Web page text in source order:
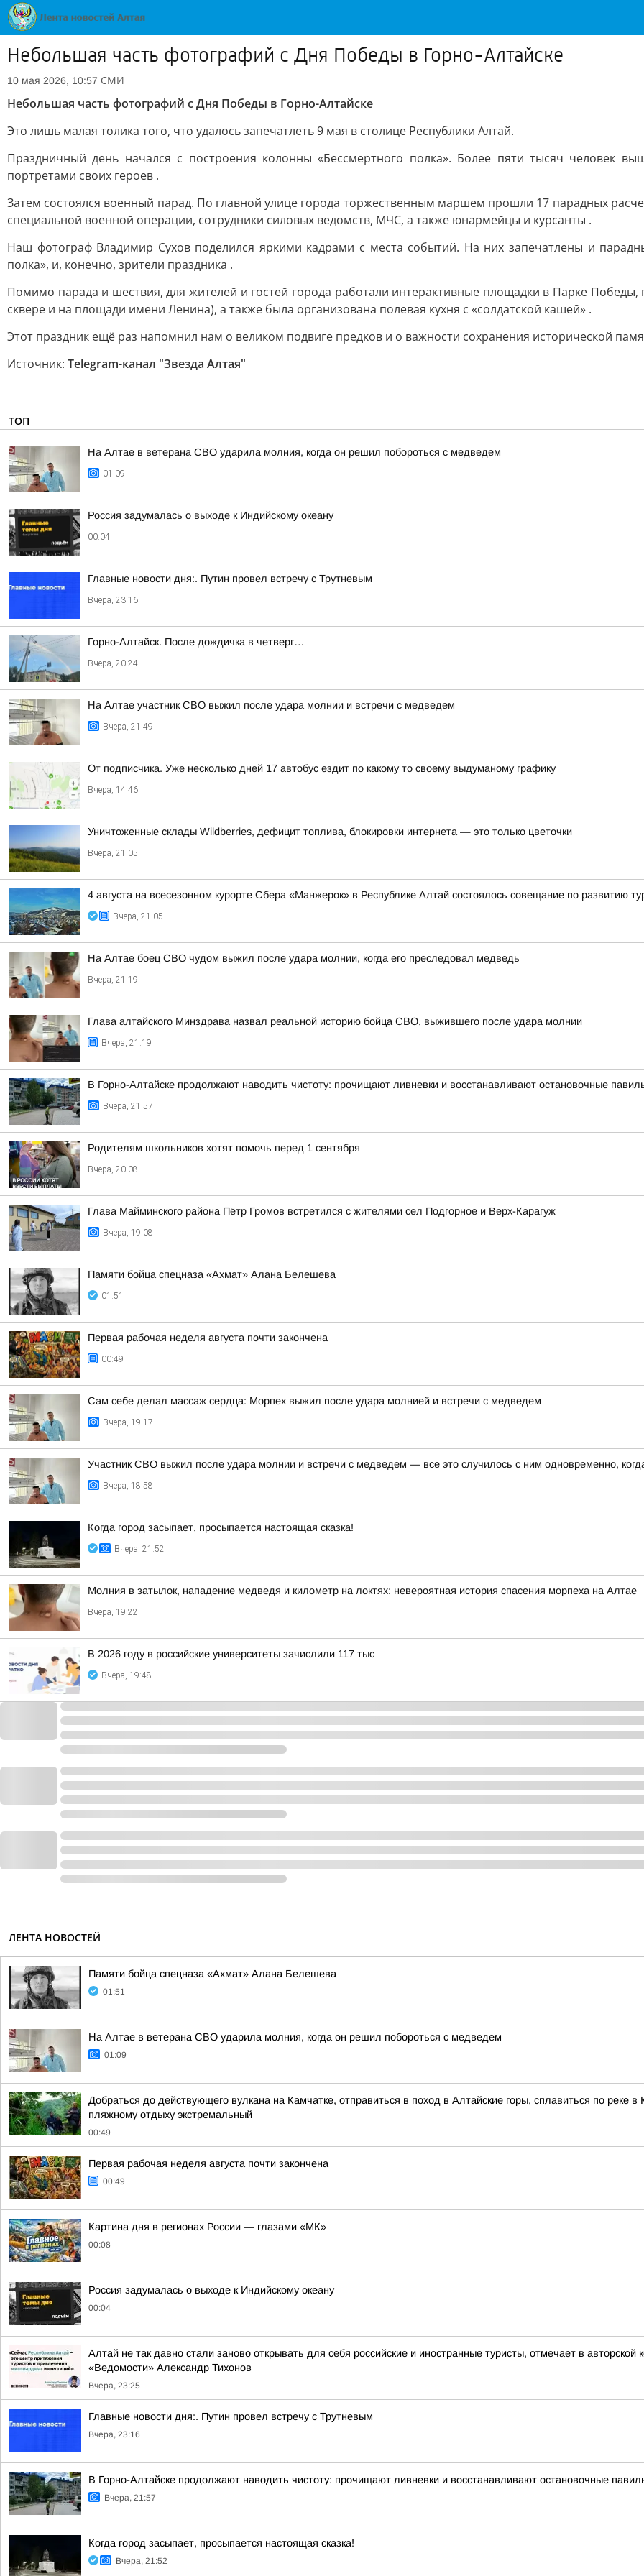
Небольшая часть фотографий с Дня Победы в Горно-Алтайске
10 мая 2026, 10:57 СМИ
Небольшая часть фотографий с Дня Победы в Горно-Алтайске
Это лишь малая толика того, что удалось запечатлеть 9 мая в столице Республики Алтай.
Праздничный день начался с построения колонны «Бессмертного полка». Более пяти тысяч человек
портретами своих героев .
Затем состоялся военный парад. По главной улице города торжественным маршем прошли 17 парадных
специальной военной операции, сотрудники силовых ведомств, МЧС, а также юнармейцы и курсанты .
Наш фотограф Владимир Сухов поделился яркими кадрами с места событий. На них запечатлены и
полка», и, конечно, зрители праздника .
Помимо парада и шествия, для жителей и гостей города работали интерактивные площадки в Парке
сквере и на площади имени Ленина), а также была организована полевая кухня с «солдатской кашей» .
Этот праздник ещё раз напомнил нам о великом подвиге предков и о важности сохранения исторической
Источник: Telegram-канал "Звезда Алтая"
ТОП
На Алтае в ветерана СВО ударила молния, когда он решил побороться с медведем
01:09
Россия задумалась о выходе к Индийскому океану
00:04
Главные новости дня:. Путин провел встречу с Трутневым
Вчера, 23:16
Горно-Алтайск. После дождичка в четверг…
Вчера, 20:24
На Алтае участник СВО выжил после удара молнии и встречи с медведем
Вчера, 21:49
От подписчика. Уже несколько дней 17 автобус ездит по какому то своему выдуманому графику
Вчера, 14:46
Уничтоженные склады Wildberries, дефицит топлива, блокировки интернета — это только цветочки
Вчера, 21:05
4 августа на всесезонном курорте Сбера «Манжерок» в Республике Алтай состоялось совещание по развитию
Вчера, 21:05
На Алтае боец СВО чудом выжил после удара молнии, когда его преследовал медведь
Вчера, 21:19
Глава алтайского Минздрава назвал реальной историю бойца СВО, выжившего после удара молнии
Вчера, 21:19
В Горно-Алтайске продолжают наводить чистоту: прочищают ливневки и восстанавливают остановочные
Вчера, 21:57
Родителям школьников хотят помочь перед 1 сентября
Вчера, 20:08
Глава Майминского района Пётр Громов встретился с жителями сел Подгорное и Верх-Карагуж
Вчера, 19:08
Памяти бойца спецназа «Ахмат» Алана Белешева
01:51
Первая рабочая неделя августа почти закончена
00:49
Сам себе делал массаж сердца: Морпех выжил после удара молнией и встречи с медведем
Вчера, 19:17
Участник СВО выжил после удара молнии и встречи с медведем — все это случилось с ним одновременно,
Вчера, 18:58
Когда город засыпает, просыпается настоящая сказка!
Вчера, 21:52
Молния в затылок, нападение медведя и километр на локтях: невероятная история спасения морпеха на Алтае
Вчера, 19:22
В 2026 году в российские университеты зачислили 117 тыс
Вчера, 19:48
ЛЕНТА НОВОСТЕЙ
Памяти бойца спецназа «Ахмат» Алана Белешева
01:51
На Алтае в ветерана СВО ударила молния, когда он решил побороться с медведем
01:09
Добраться до действующего вулкана на Камчатке, отправиться в поход в Алтайские горы, сплавиться по
пляжному отдыху экстремальный
00:49
Первая рабочая неделя августа почти закончена
00:49
Картина дня в регионах России — глазами «МК»
00:08
Россия задумалась о выходе к Индийскому океану
00:04
Алтай не так давно стали заново открывать для себя российские и иностранные туристы, отмечает в
«Ведомости» Александр Тихонов
Вчера, 23:25
Главные новости дня:. Путин провел встречу с Трутневым
Вчера, 23:16
В Горно-Алтайске продолжают наводить чистоту: прочищают ливневки и восстанавливают остановочные
Вчера, 21:57
Когда город засыпает, просыпается настоящая сказка!
Вчера, 21:52